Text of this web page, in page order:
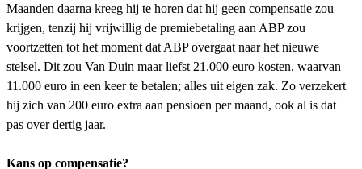
Maanden daarna kreeg hij te horen dat hij geen compensatie zou
krijgen, tenzij hij vrijwillig de premiebetaling aan ABP zou
voortzetten tot het moment dat ABP overgaat naar het nieuwe
stelsel. Dit zou Van Duin maar liefst 21.000 euro kosten, waarvan
11.000 euro in een keer te betalen; alles uit eigen zak. Zo verzekert
hij zich van 200 euro extra aan pensioen per maand, ook al is dat
pas over dertig jaar.
Kans op compensatie?